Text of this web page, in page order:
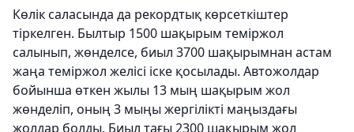
Көлік саласында да рекордтық көрсеткіштер
тіркелген. Былтыр 1500 шақырым теміржол
салынып, жөнделсе, биыл 3700 шақырымнан астам
жаңа теміржол желісі іске қосылады. Автожолдар
бойынша өткен жылы 13 мың шақырым жол
жөнделіп, оның 3 мыңы жергілікті маңыздағы
жолдар болды. Биыл тағы 2300 шақырым жол